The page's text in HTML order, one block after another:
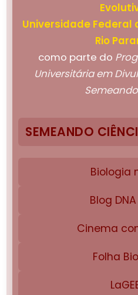
Universidade Federal
Rio
como parte do
Universitária em
SEMEANDO
Biologia
Blog
Cinema
Folha